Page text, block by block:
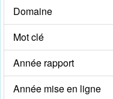
Domaine
Mot clé
Année rapport
Année mise en ligne